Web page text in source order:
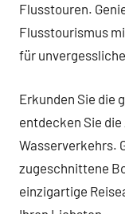
Flusstouren.
Flusstourismus
für
Erkunden Sie die
entdecken Sie
Wasserverkehrs.
zugeschnittene
einzigartige